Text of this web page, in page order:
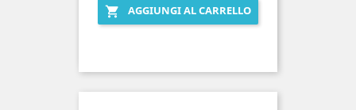
 AGGIUNGI AL CARRELLO